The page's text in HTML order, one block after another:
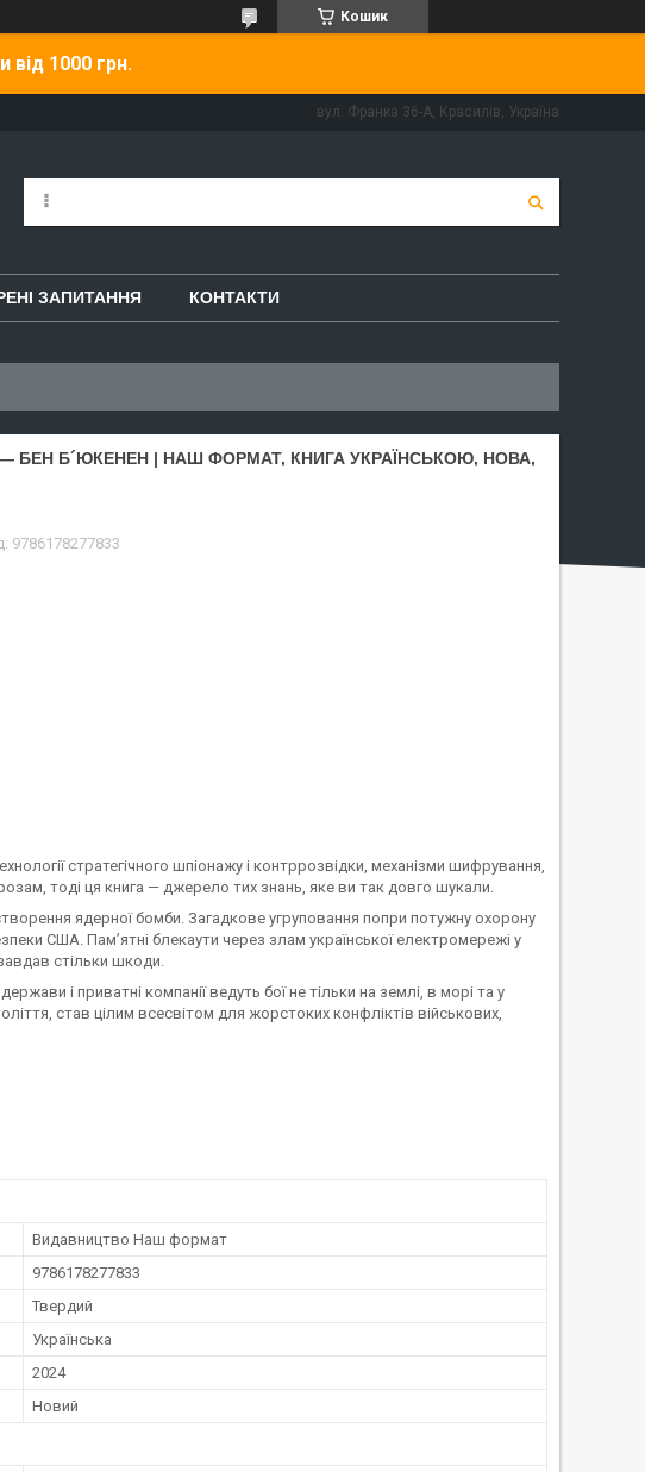
Кошик
від 1000 грн.
вул. Франка 36-А, Красилів, Україна
ЗАПИТАННЯ КОНТАКТИ
БЕН Б´ЮКЕНЕН | НАШ ФОРМАТ, КНИГА УКРАЇНСЬКОЮ, НОВА,
9786178277833
стратегічного шпіонажу і контррозвідки, механізми шифрування,
тоді ця книга — джерело тих знань, яке ви так довго шукали.
ядерної бомби. Загадкове угруповання попри потужну охорону
США. Пам’ятні блекаути через злам української електромережі у
стільки шкоди.
і приватні компанії ведуть бої не тільки на землі, в морі та у
став цілим всесвітом для жорстоких конфліктів військових,
Видавництво Наш формат
9786178277833
Твердий
Українська
2024
Новий